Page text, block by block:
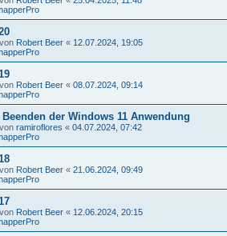
Robert Beer « 12.07.2024, 19:05
Robert Beer « 08.07.2024, 09:14
der Windows 11 Anwendung
ramiroflores « 04.07.2024, 07:42
Robert Beer « 21.06.2024, 09:49
Robert Beer « 12.06.2024, 20:15